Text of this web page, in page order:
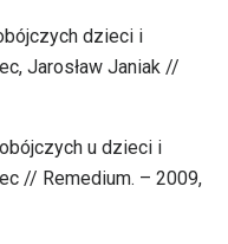
dzieci i
Jarosław Janiak //
u dzieci i
// Remedium. – 2009,